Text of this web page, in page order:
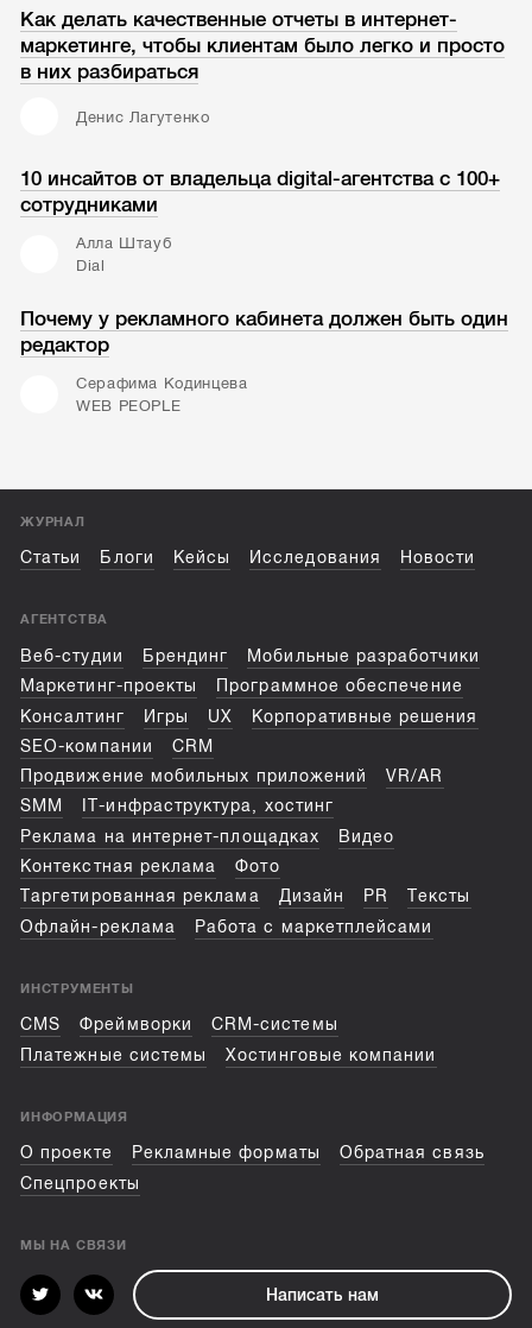
Как делать качественные отчеты в интернет-
маркетинге, чтобы клиентам было легко и просто
в них разбираться
Денис Лагутенко
10 инсайтов от владельца digital-агентства с 100+
сотрудниками
Алла Штауб
Dial
Почему у рекламного кабинета должен быть один
редактор
Серафима Кодинцева
WEB PEOPLE
ЖУРНАЛ
Статьи Блоги Кейсы Исследования Новости
АГЕНТСТВА
Веб-студии Брендинг
Мобильные разработчики
Маркетинг-проекты
Программное обеспечение
Консалтинг
Игры UX
Корпоративные решения
SEO-компании
CRM
Продвижение мобильных приложений
VR/AR
SMM
IT-инфраструктура, хостинг
Реклама на интернет-площадках
Видео
Контекстная реклама
Фото
Таргетированная реклама
Дизайн PR
Тексты
Офлайн-реклама
Работа с маркетплейсами
ИНСТРУМЕНТЫ
CMS Фреймворки
CRM-системы
Платежные системы
Хостинговые компании
ИНФОРМАЦИЯ
О проекте Рекламные форматы
Обратная связь
Спецпроекты
МЫ НА СВЯЗИ
Написать нам